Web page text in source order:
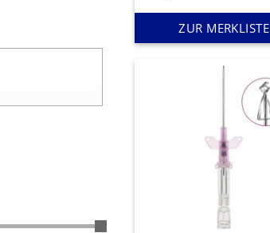
ZUR MERKLISTE